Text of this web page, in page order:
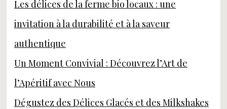
Les délices de la ferme bio locaux : une
invitation à la durabilité et à la saveur
authentique
Un Moment Convivial : Découvrez l’Art de
l’Apéritif avec Nous
Dégustez des Délices Glacés et des Milkshakes